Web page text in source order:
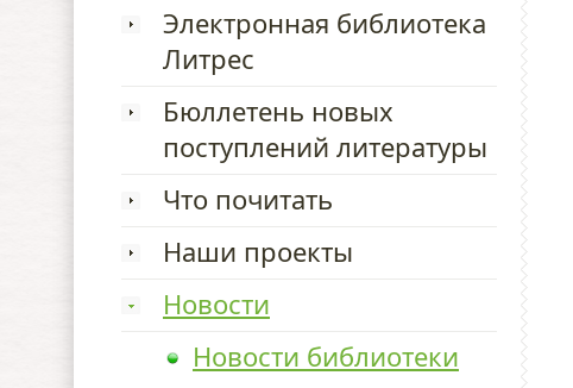
Электронная библиотека
Литрес
Бюллетень новых
поступлений литературы
Что почитать
Наши проекты
Новости
Новости библиотеки